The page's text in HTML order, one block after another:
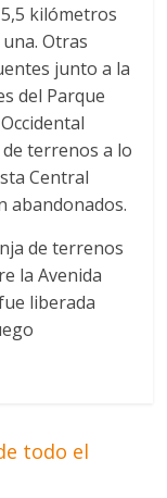
kilómetros
Otras
junto a la
del Parque
terrenos a lo
Central
abandonados.
de terrenos
la Avenida
liberada
todo el